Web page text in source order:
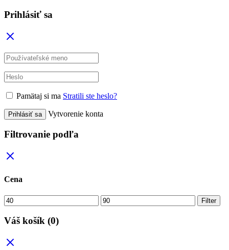
Prihlásiť sa
Pamätaj si ma Stratili ste heslo?
Prihlásiť sa Vytvorenie konta
Filtrovanie podľa
Cena
Minimálna
cena
Maximálna
cena
Filter
Váš košík (0)